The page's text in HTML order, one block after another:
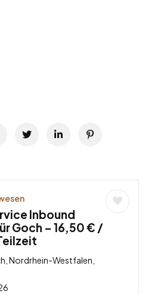
Inbound
Goch – 16,50 € /
Nordrhein-Westfalen,